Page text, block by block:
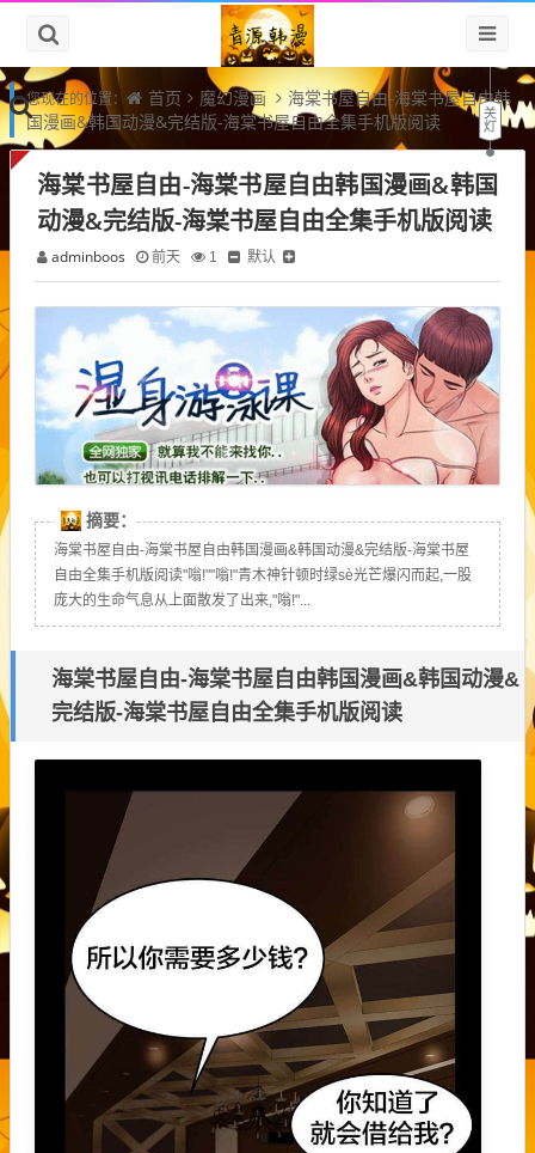
您现在的位置： 首页 魔幻漫画
海棠书屋自由-海棠书屋自由韩
国漫画&韩国动漫&完结版-海棠书屋自由全集手机版阅读
海棠书屋自由-海棠书屋自由韩国漫画&韩国
动漫&完结版-海棠书屋自由全集手机版阅读
adminboos 前天 1 默认
摘要：
海棠书屋自由-海棠书屋自由韩国漫画&韩国动漫&完结版-海棠书屋
自由全集手机版阅读"嗡!""嗡!"青木神针顿时绿sè光芒爆闪而起,一股
庞大的生命气息从上面散发了出来,"嗡!"...
海棠书屋自由-海棠书屋自由韩国漫画&韩国动漫&
完结版-海棠书屋自由全集手机版阅读